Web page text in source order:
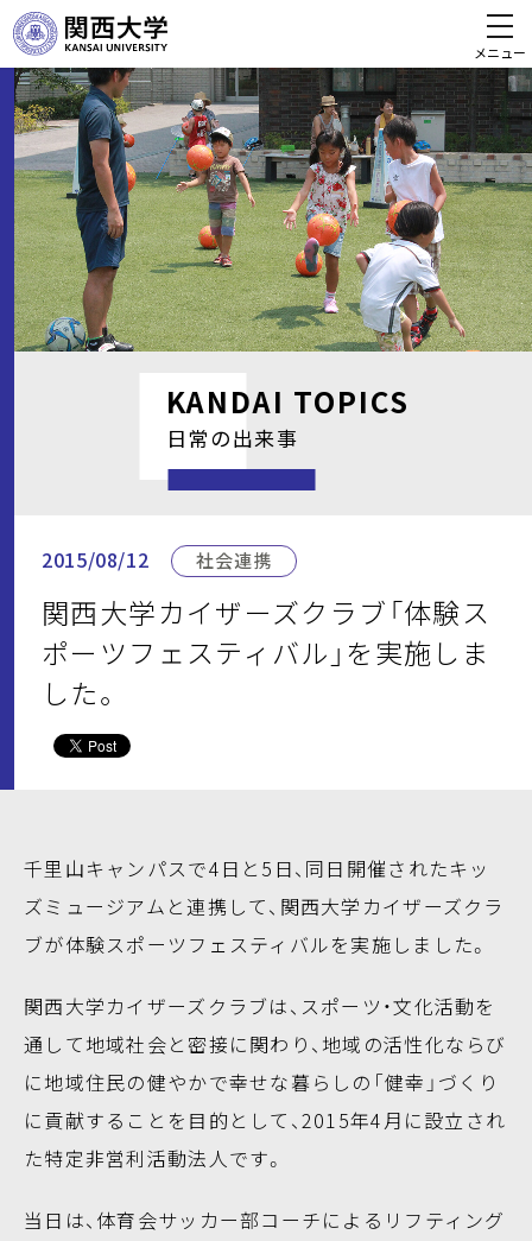
メニュー
KANDAI TOPICS
日常の出来事
2015/08/12 社会連携
関西大学カイザーズクラブ「体験ス
ポーツフェスティバル」を実施しま
した。
千里山キャンパスで4日と5日、同日開催されたキッ
ズミュージアムと連携して、関西大学カイザーズクラ
ブが体験スポーツフェスティバルを実施しました。
関西大学カイザーズクラブは、スポーツ・文化活動を
通して地域社会と密接に関わり、地域の活性化ならび
に地域住民の健やかで幸せな暮らしの「健幸」づくり
に貢献することを目的として、2015年4月に設立され
た特定非営利活動法人です。
当日は、体育会サッカー部コーチによるリフティング